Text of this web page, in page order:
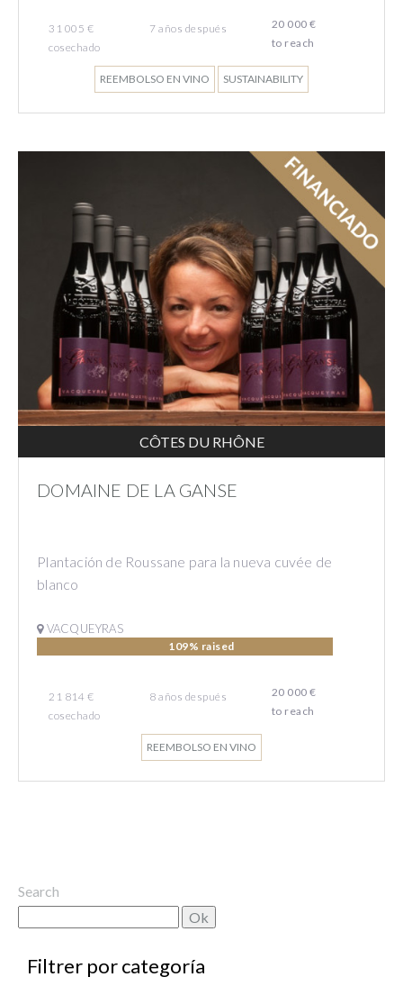
31 005 €
cosechado
7 años después
20 000 €
to reach
REEMBOLSO EN VINO SUSTAINABILITY
CÔTES DU RHÔNE
DOMAINE DE LA GANSE
Plantación de Roussane para la nueva cuvée de
blanco
VACQUEYRAS
109% raised
21 814 €
cosechado
8 años después
20 000 €
to reach
REEMBOLSO EN VINO
Search
por categoría